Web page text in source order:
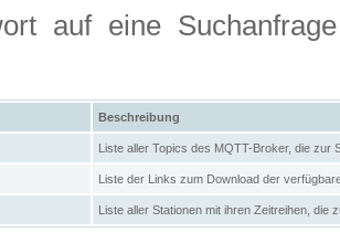
auf eine
Beschreibung
Liste aller Topics des MQTT-Broker, die zur
Liste der Links zum Download der
Liste aller Stationen mit ihren Zeitreihen, die